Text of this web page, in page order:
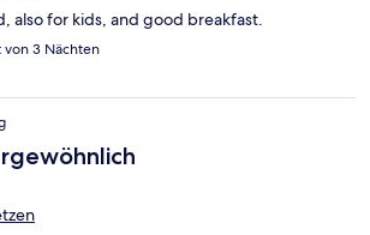
also for kids, and good breakfast.
von 3 Nächten